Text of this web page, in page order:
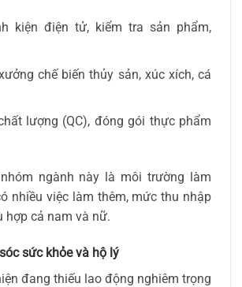
kiện điện tử, kiểm tra sản phẩm,
chế biến thủy sản, xúc xích, cá
lượng (QC), đóng gói thực phẩm
ngành này là môi trường làm
nhiều việc làm thêm, mức thu nhập
hợp cả nam và nữ.
sức khỏe và hộ lý
đang thiếu lao động nghiêm trọng